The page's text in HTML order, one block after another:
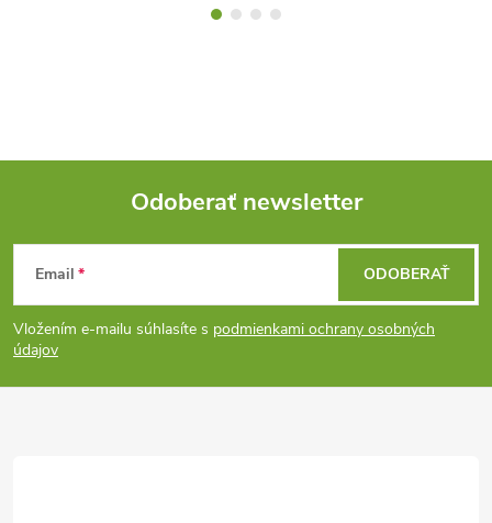
Z
á
p
Odoberať newsletter
Email
Vložením e-mailu súhlasíte s podmienkami ochrany osobných
údajov
ODOBERAŤ